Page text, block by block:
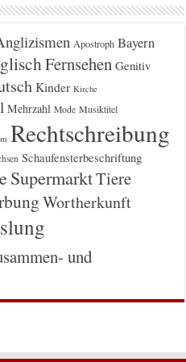
Apostroph Bayern
Fernsehen Genitiv
Kinder Kirche
Mehrzahl Mode Musiktitel
Rechtschreibung
Schaufensterbeschriftung
SupermarktTiere
Wortherkunft
und